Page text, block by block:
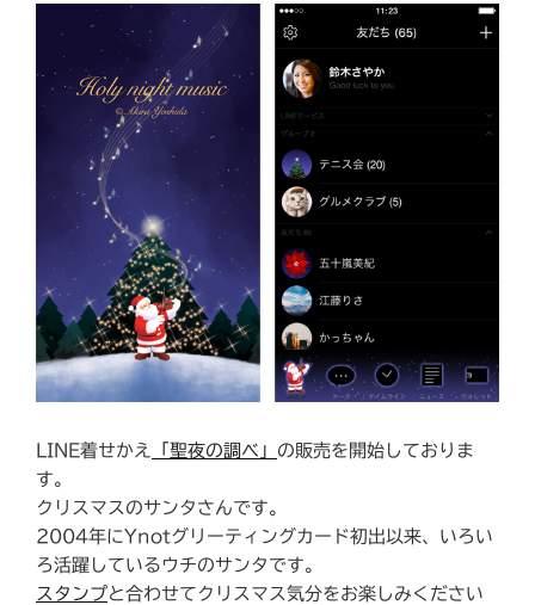
LINE着せかえ 「聖夜の調べ」 の販売を開始しておりま
す。
クリスマスのサンタさんです。
2004年にYnotグリーティングカード初出以来、いろい
ろ活躍しているウチのサンタです。
スタンプと合わせてクリスマス気分をお楽しみください